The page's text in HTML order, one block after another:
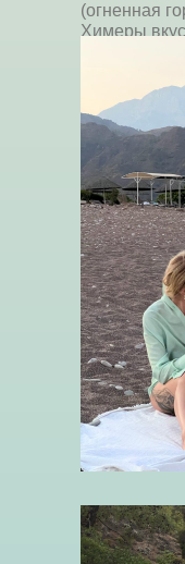
(огненная
Химеры